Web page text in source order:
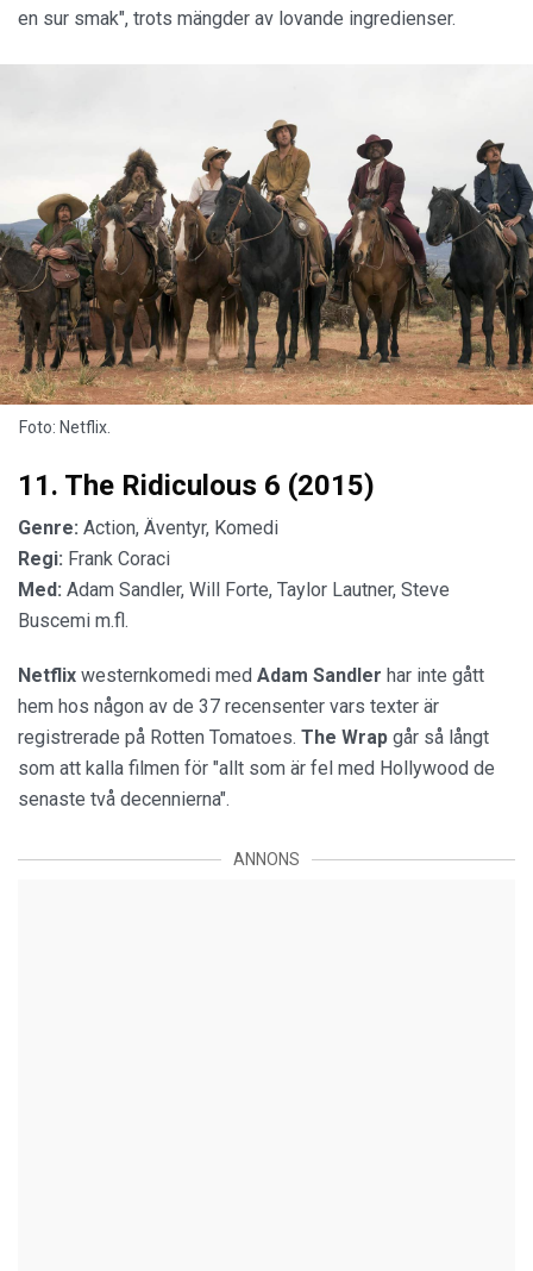
en sur smak", trots mängder av lovande ingredienser.
Foto: Netflix.
11. The Ridiculous 6 (2015)
Genre: Action, Äventyr, Komedi
Regi: Frank Coraci
Med: Adam Sandler, Will Forte, Taylor Lautner, Steve
Buscemi m.fl.
Netflix westernkomedi med Adam Sandler har inte gått
hem hos någon av de 37 recensenter vars texter är
registrerade på Rotten Tomatoes. The Wrap går så långt
som att kalla filmen för "allt som är fel med Hollywood de
senaste två decennierna".
ANNONS